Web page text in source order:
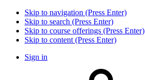
Skip to navigation (Press Enter)
Skip to search (Press Enter)
Skip to course offerings (Press Enter)
Skip to content (Press Enter)
Sign in